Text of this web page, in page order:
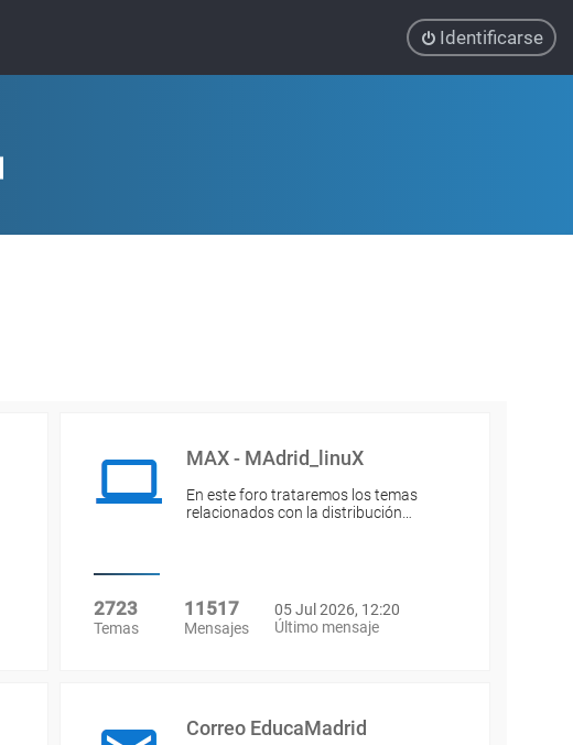
Identificarse
MAX - MAdrid_linuX
En este foro trataremos los temas
relacionados con la distribución…
2723
Temas
11517
Mensajes
05 Jul 2026, 12:20
Último mensaje
Correo EducaMadrid